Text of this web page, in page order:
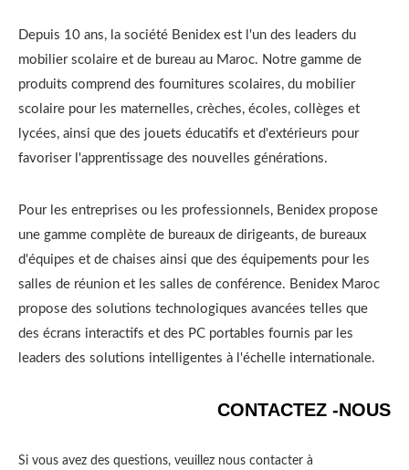
Depuis 10 ans, la société Benidex est l'un des leaders du
mobilier scolaire et de bureau au Maroc. Notre gamme de
produits comprend des fournitures scolaires, du mobilier
scolaire pour les maternelles, crèches, écoles, collèges et
lycées, ainsi que des jouets éducatifs et d'extérieurs pour
favoriser l'apprentissage des nouvelles générations.
Pour les entreprises ou les professionnels, Benidex propose
une gamme complète de bureaux de dirigeants, de bureaux
d'équipes et de chaises ainsi que des équipements pour les
salles de réunion et les salles de conférence. Benidex Maroc
propose des solutions technologiques avancées telles que
des écrans interactifs et des PC portables fournis par les
leaders des solutions intelligentes à l'échelle internationale.
CONTACTEZ -NOUS
Si vous avez des questions, veuillez nous contacter à